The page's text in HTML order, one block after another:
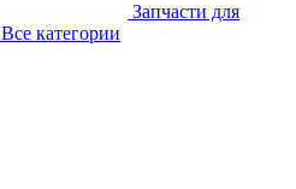
Запчасти для
Все категории